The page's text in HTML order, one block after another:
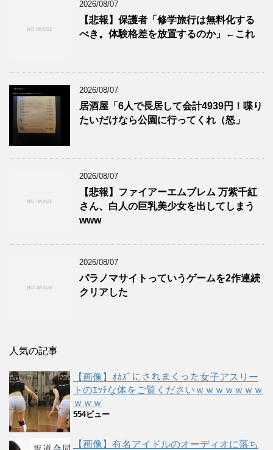
2026/08/07
【悲報】保護者「修学旅行は無料化する
べき。体験格差を放置するのか」←これ
2026/08/07
居酒屋「6人で長居して会計4939円！喋り
たいだけなら公園に行ってくれ（怒」
2026/08/07
【悲報】ファイアーエムブレム 万紫千紅
さん、白人の巨乳美少女を出してしまう
www
2026/08/07
パラノマサイトっていうゲームを2作連続
クリアした
人気の記事
【画像】ｵｶｽﾞにされまくった女子アスリー
トのｴｯﾁな体をご覧くださいｗｗｗｗｗｗｗ
ｗｗｗ
554ビュー
【画像】有名アイドルのオーディオに落ち